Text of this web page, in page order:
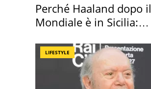
Perché Haaland dopo il
Mondiale è in Sicilia:
LIFESTYLE